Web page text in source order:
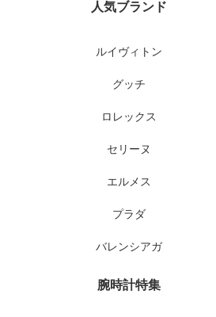
人気ブランド
ルイヴィトン
グッチ
ロレックス
セリーヌ
エルメス
プラダ
バレンシアガ
腕時計特集